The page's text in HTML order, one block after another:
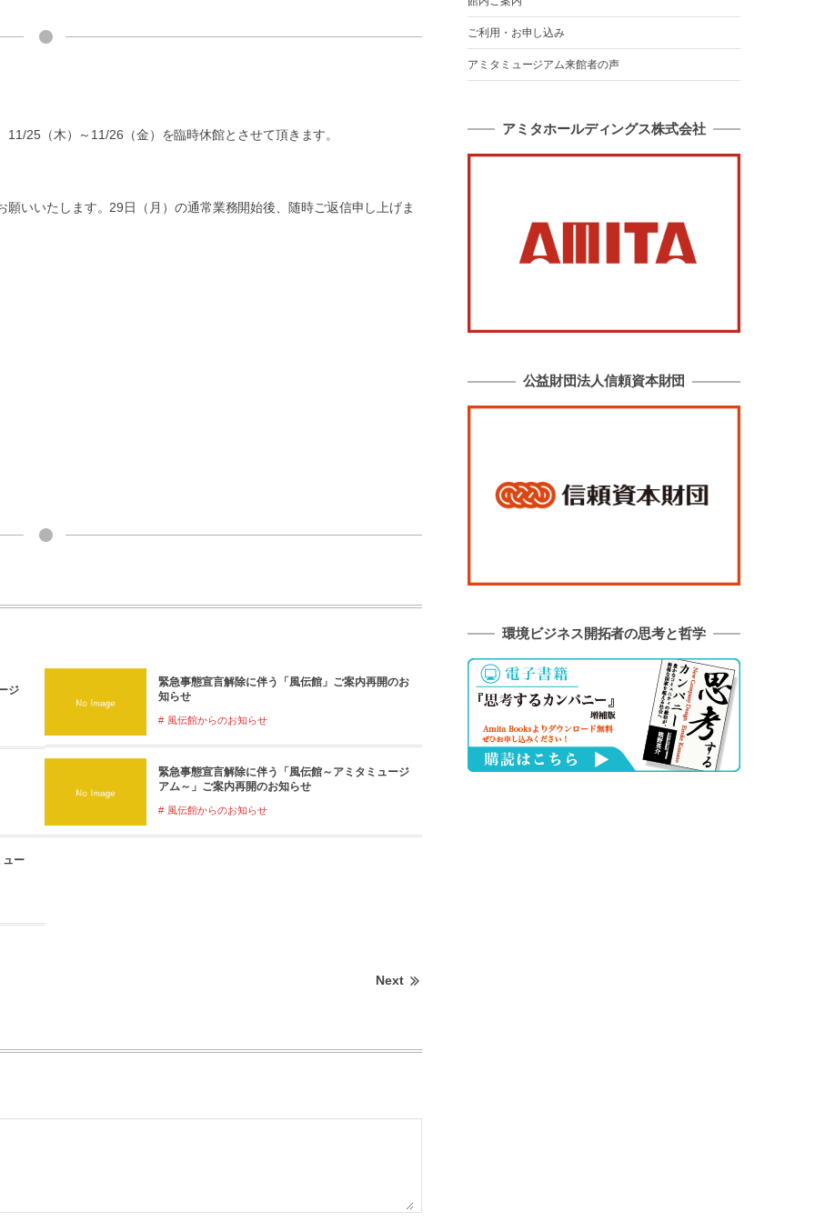
25（木）～11/26（金）を臨時休館とさせて頂きます。
いいたします。29日（月）の通常業務開始後、随時ご返信申し上げま
ジ
緊急事態宣言解除に伴う「風伝館」ご案内再開のお
知らせ
風伝館からのお知らせ
緊急事態宣言解除に伴う「風伝館～アミタミュージ
アム～」ご案内再開のお知らせ
風伝館からのお知らせ
ュー
Next
ご利用・お申し込み
アミタミュージアム来館者の声
アミタホールディングス株式会社
公益財団法人信頼資本財団
環境ビジネス開拓者の思考と哲学